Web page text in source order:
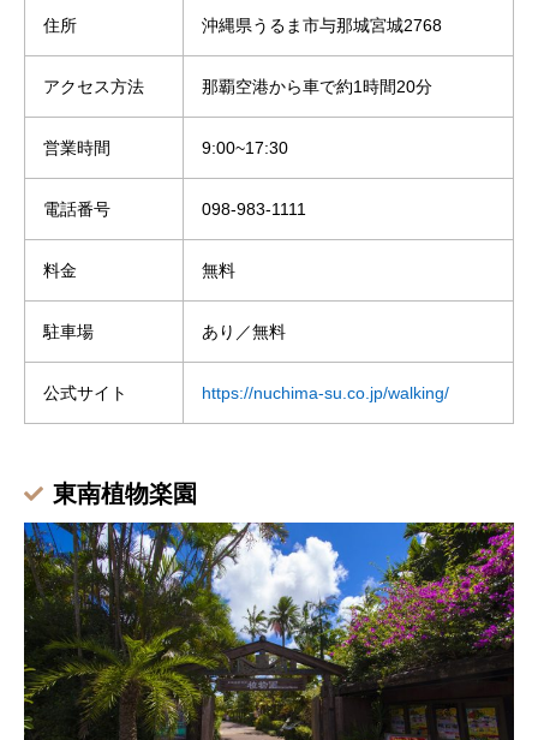
住所 沖縄県うるま市与那城宮城2768
アクセス方法 那覇空港から車で約1時間20分
営業時間 9:00~17:30
電話番号 098-983-1111
料金 無料
駐車場 あり／無料
公式サイト https://nuchima-su.co.jp/walking/
東南植物楽園